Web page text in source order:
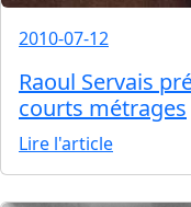
2010-07-12
Raoul Servais
courts métrages
Lire l'article